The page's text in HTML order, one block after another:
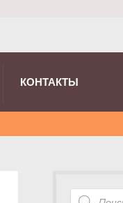
КОНТАКТЫ
Поиск